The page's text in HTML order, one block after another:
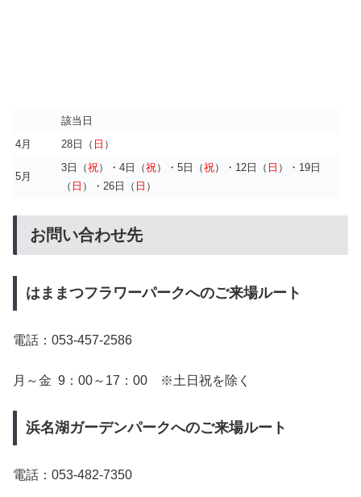
該当日
4月
28日（ 日 ）
5月
3日（祝）・4日（祝）・5日（祝）・12日（ 日 ）・19日
（ 日 ）・26日（ 日 ）
お問い合わせ先
はままつフラワーパークへのご来場ルート
電話：053-457-2586
月～金 9：00～17：00 ※土日祝を除く
浜名湖ガーデンパークへのご来場ルート
電話：053-482-7350